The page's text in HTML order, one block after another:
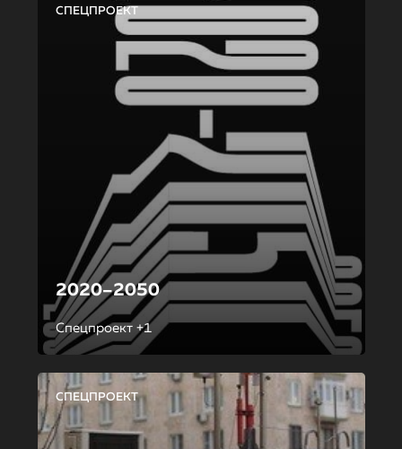
СПЕЦПРОЕКТ
2020–2050
Спецпроект +1
СПЕЦПРОЕКТ